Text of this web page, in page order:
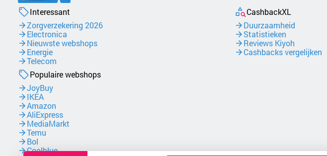
Interessant
Zorgverzekering 2026
Electronica
Nieuwste webshops
Energie
Telecom
CashbackXL
Duurzaamheid
Statistieken
Reviews Kiyoh
Cashbacks vergelijken
Populaire webshops
JoyBuy
IKEA
Amazon
AliExpress
MediaMarkt
Temu
Bol
Coolblue